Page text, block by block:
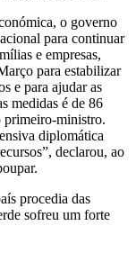
o governo
para continuar
e empresas,
para estabilizar
e para ajudar as
medidas é de 86
primeiro-ministro.
diplomática
declarou, ao
procedia das
sofreu um forte